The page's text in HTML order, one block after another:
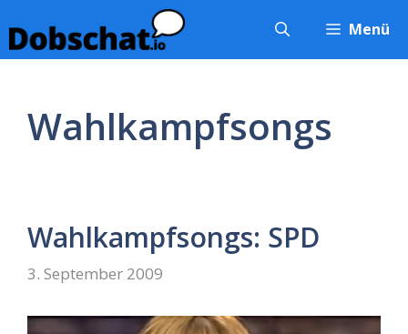
Inhalt
springen
Menü
Wahlkampfsongs
Wahlkampfsongs: SPD
3. September 2009